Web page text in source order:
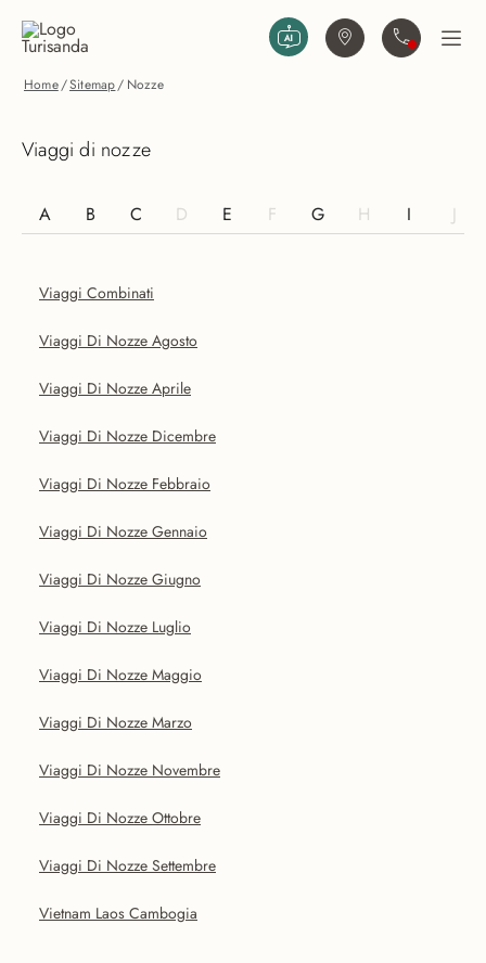
Trova agenziaContattaciApri
Home/Sitemap/ Nozze
Viaggi di nozze
A B C D E F G H I J
Viaggi Combinati
Viaggi Di Nozze Agosto
Viaggi Di Nozze Aprile
Viaggi Di Nozze Dicembre
Viaggi Di Nozze Febbraio
Viaggi Di Nozze Gennaio
Viaggi Di Nozze Giugno
Viaggi Di Nozze Luglio
Viaggi Di Nozze Maggio
Viaggi Di Nozze Marzo
Viaggi Di Nozze Novembre
Viaggi Di Nozze Ottobre
Viaggi Di Nozze Settembre
Vietnam Laos Cambogia